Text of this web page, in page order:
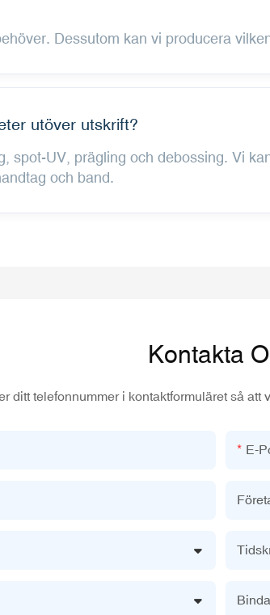
Dessutom kan vi producera
utöver utskrift?
spot-UV, prägling och debossing. Vi
och band.
Kontakta
ditt telefonnummer i kontaktformuläret så
E-